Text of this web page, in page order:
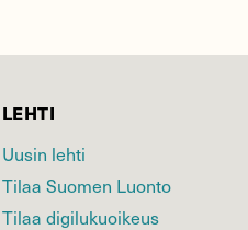
LEHTI
Uusin lehti
Tilaa Suomen Luonto
Tilaa digilukuoikeus